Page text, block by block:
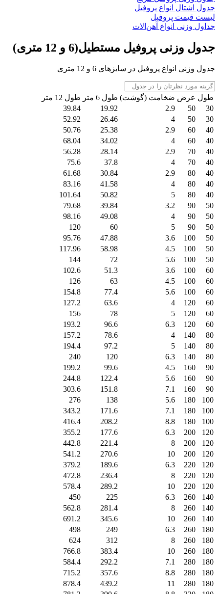
جدول اشتال انواع پروفیل
لیست قیمت پروفیل
جداول وزنی انواع آهن‌الات
جدول وزنی پروفیل مستطیل(6 و 12 متری)
جدول وزنی انواع پروفیل در سایزهای 6 و 12 متری
طول عرض ضخامت (گوشت) طول 6 متر
طول 12 متر
30
50
2.9
19.92
39.84
30
50
4
26.46
52.92
40
60
2.9
25.38
50.76
40
60
4
34.02
68.04
40
70
2.9
28.14
56.28
40
70
4
37.8
75.6
40
80
2.9
30.84
61.68
40
80
4
41.58
83.16
40
80
5
50.82
101.64
50
90
3.2
39.84
79.68
50
90
4
49.08
98.16
50
90
5
60
120
50
100
3.6
47.88
95.76
50
100
4.5
58.98
117.96
50
100
5.6
72
144
60
100
3.6
51.3
102.6
60
100
4.5
63
126
60
100
5.6
77.4
154.8
60
120
4
63.6
127.2
60
120
5
78
156
60
120
6.3
96.6
193.2
80
140
4
78.6
157.2
80
140
5
97.2
194.4
80
140
6.3
120
240
90
160
4.5
99.6
199.2
90
160
5.6
122.4
244.8
90
160
7.1
151.8
303.6
100
180
5.6
138
276
100
180
7.1
171.6
343.2
100
180
8.8
208.2
416.4
120
200
6.3
177.6
355.2
120
200
8
221.4
442.8
120
200
10
270.6
541.2
120
220
6.3
189.6
379.2
120
220
8
236.4
472.8
120
220
10
289.2
578.4
140
260
6.3
225
450
140
260
8
281.4
562.8
140
260
10
345.6
691.2
180
260
6.3
249
498
180
260
8
312
624
180
260
10
383.4
766.8
180
280
7.1
292.2
584.4
180
280
8.8
357.6
715.2
180
280
11
439.2
878.4